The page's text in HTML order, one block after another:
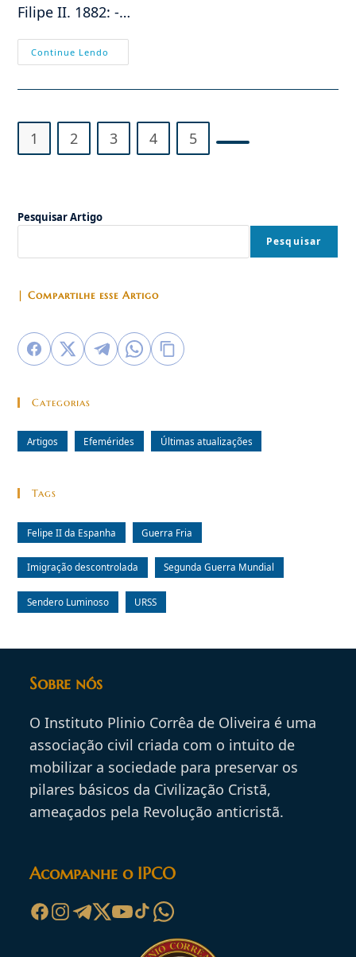
Filipe II. 1882: -…
Continue Lendo
–
1 2 3 4 5
Pesquisar Artigo
Pesquisar
| Compartilhe esse Artigo
Categorias
Artigos Efemérides Últimas atualizações
Tags
Felipe II da Espanha Guerra Fria
Imigração descontrolada Segunda Guerra Mundial
Sendero Luminoso URSS
Sobre nós
O Instituto Plinio Corrêa de Oliveira é uma
associação civil criada com o intuito de
mobilizar a sociedade para preservar os
pilares básicos da Civilização Cristã,
ameaçados pela Revolução anticristã.
Acompanhe o IPCO